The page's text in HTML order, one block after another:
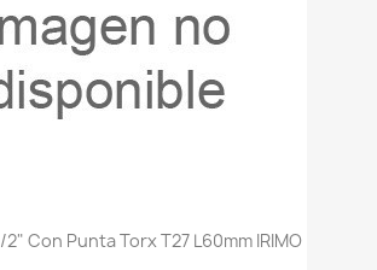
2" Con Punta Torx T27 L60mm IRIMO